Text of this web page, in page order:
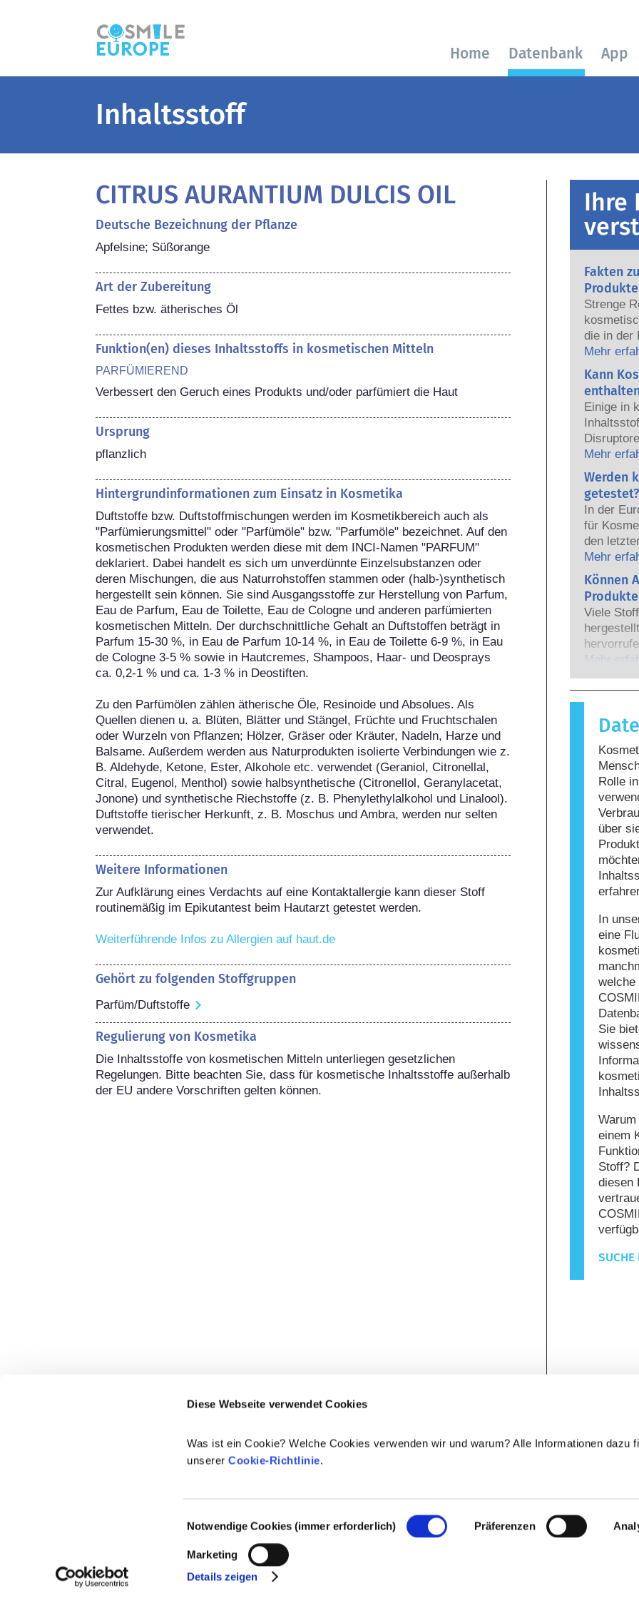
Diese Webseite verwendet Cookies
Was ist ein Cookie? Welche Cookies verwenden wir und warum? Alle Informationen dazu
unsererCookie-Richtlinie.
Notwendige Cookies (immer erforderlich) Präferenzen
Marketing
Details zeigen
Home Datenbank App
Inhaltsstoff
CITRUS AURANTIUM DULCIS OIL
Deutsche Bezeichnung der Pflanze
Apfelsine; Süßorange
Art der Zubereitung
Fettes bzw. ätherisches Öl
Funktion(en) dieses Inhaltsstoffs in kosmetischen Mitteln
PARFÜMIEREND
Verbessert den Geruch eines Produkts und/oder parfümiert die Haut
Ursprung
pflanzlich
Hintergrundinformationen zum Einsatz in Kosmetika
Duftstoffe bzw. Duftstoffmischungen werden im Kosmetikbereich auch als
"Parfümierungsmittel" oder "Parfümöle" bzw. "Parfumöle" bezeichnet. Auf den
kosmetischen Produkten werden diese mit dem INCI-Namen "PARFUM"
deklariert. Dabei handelt es sich um unverdünnte Einzelsubstanzen oder
deren Mischungen, die aus Naturrohstoffen stammen oder (halb-)synthetisch
hergestellt sein können. Sie sind Ausgangsstoffe zur Herstellung von Parfum,
Eau de Parfum, Eau de Toilette, Eau de Cologne und anderen parfümierten
kosmetischen Mitteln. Der durchschnittliche Gehalt an Duftstoffen beträgt in
Parfum 15-30 %, in Eau de Parfum 10-14 %, in Eau de Toilette 6-9 %, in Eau
de Cologne 3-5 % sowie in Hautcremes, Shampoos, Haar- und Deosprays
ca. 0,2-1 % und ca. 1-3 % in Deostiften.
Zu den Parfümölen zählen ätherische Öle, Resinoide und Absolues. Als
Quellen dienen u. a. Blüten, Blätter und Stängel, Früchte und Fruchtschalen
oder Wurzeln von Pflanzen; Hölzer, Gräser oder Kräuter, Nadeln, Harze und
Balsame. Außerdem werden aus Naturprodukten isolierte Verbindungen wie z.
B. Aldehyde, Ketone, Ester, Alkohole etc. verwendet (Geraniol, Citronellal,
Citral, Eugenol, Menthol) sowie halbsynthetische (Citronellol, Geranylacetat,
Jonone) und synthetische Riechstoffe (z. B. Phenylethylalkohol und Linalool).
Duftstoffe tierischer Herkunft, z. B. Moschus und Ambra, werden nur selten
verwendet.
Weitere Informationen
Zur Aufklärung eines Verdachts auf eine Kontaktallergie kann dieser Stoff
routinemäßig im Epikutantest beim Hautarzt getestet werden.
Weiterführende Infos zu Allergien auf haut.de
Gehört zu folgenden Stoffgruppen
Parfüm/Duftstoffe
Regulierung von Kosmetika
Die Inhaltsstoffe von kosmetischen Mitteln unterliegen gesetzlichen
Regelungen. Bitte beachten Sie, dass für kosmetische Inhaltsstoffe außerhalb
der EU andere Vorschriften gelten können.
Ihre
Fakten
Strenge
die in der
sicher für
Die
Mehr
Kann
Einige in
haben,
Hormone
das
heißt das
auch
sehr
zumeist
jemals
Produkte
Experten,
Mehr
Werden
In der
für
den
dem
von
Mehr
Können
Viele
wenn das
harmlos
Reaktion
Allergie
nicht,
nicht
Mehr
Rolle
über
In
eine
welche
Sie
einem
Stoff?
diesen
SUCHE
© 2021-2026 - Cosmetics Europe Rechtlicher Hinweis